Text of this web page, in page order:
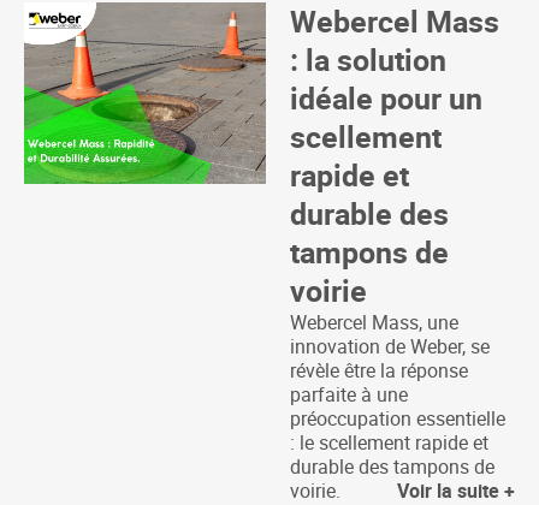
Webercel Mass
: la solution
idéale pour un
scellement
rapide et
durable des
tampons de
voirie
Webercel Mass, une
innovation de Weber, se
révèle être la réponse
parfaite à une
préoccupation essentielle
: le scellement rapide et
durable des tampons de
voirie.
Voir la suite +